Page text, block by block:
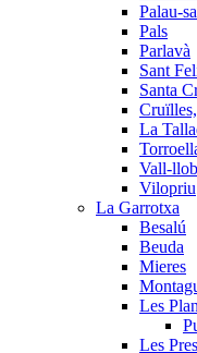
Palau-
Pals
Parlavà
Sant
Santa
La
Vall-
Vilopriu
La Garrotxa
Besalú
Beuda
Mieres
Les
Les